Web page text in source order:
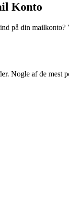
Konto
på din
Nogle af de